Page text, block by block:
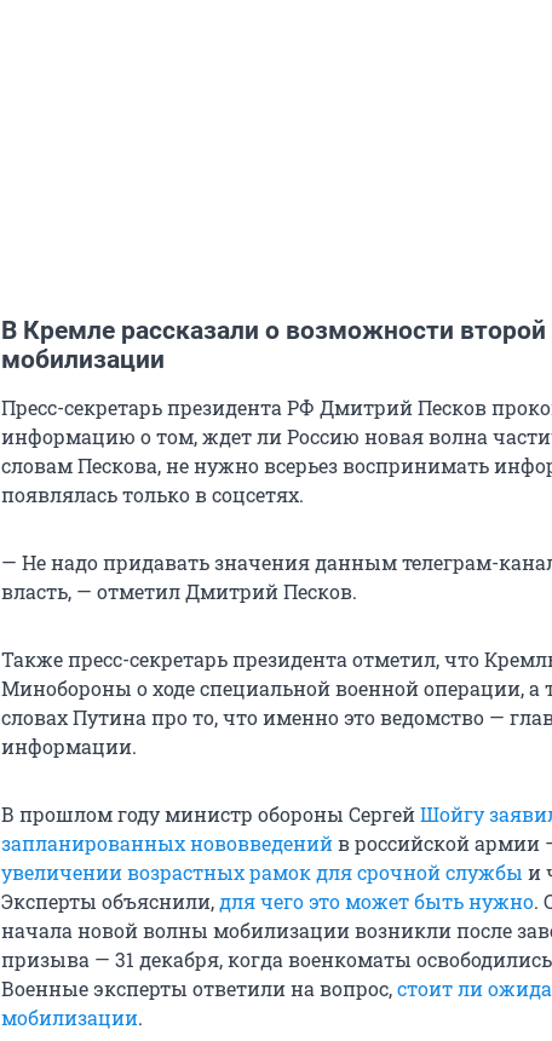
В Кремле рассказали о возможности
мобилизации
Пресс-секретарь президента РФ Дмитрий Песков
информацию о том, ждет ли Россию новая волна
словам Пескова, не нужно всерьез воспринимать
появлялась только в соцсетях.
— Не надо придавать значения данным телеграм-
власть, — отметил Дмитрий Песков.
Также пресс-секретарь президента отметил, что
Минобороны о ходе специальной военной операции,
словах Путина про то, что именно это ведомство —
информации.
В прошлом году министр обороны СергейШойгу
запланированных нововведенийв российской армии
увеличении возрастных рамок для срочной службы и
Эксперты объяснили,для чего это может быть нужно.
начала новой волны мобилизации возникли после
призыва — 31 декабря, когда военкоматы
Военные эксперты ответили на вопрос,стоит ли
мобилизации.